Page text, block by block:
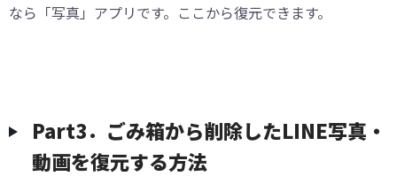
なら「写真」アプリです。ここから復元できます。
︎Part3．ごみ箱から削除したLINE写真・
動画を復元する方法